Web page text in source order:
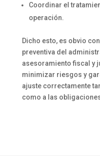
Coordinar el
operación.
Dicho esto, es obvio
preventiva del
asesoramiento fiscal y
minimizar riesgos y
ajuste correctamente
como a las